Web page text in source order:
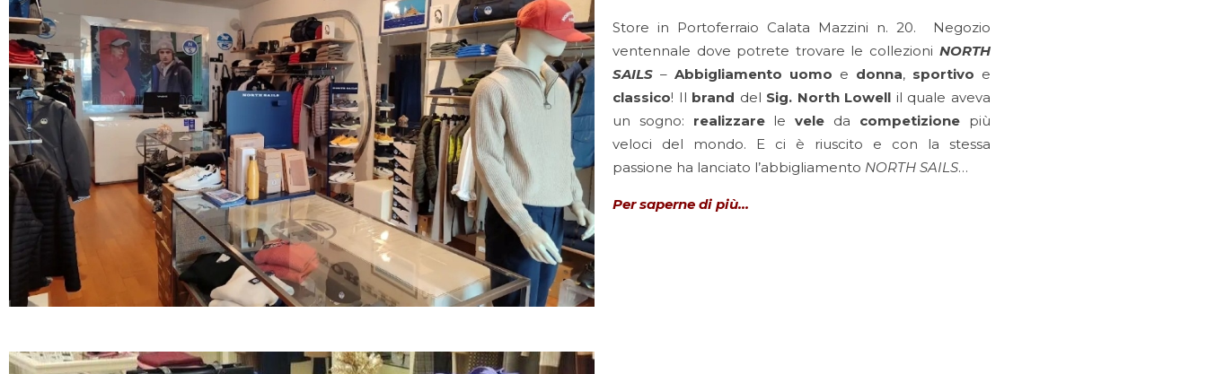
Store in Portoferraio Calata Mazzini n. 20. Negozio
ventennale dove potrete trovare le collezioni NORTH
SAILS – Abbigliamento uomo e donna,sportivo e
classico! Il brand del Sig. North Lowell il quale aveva
un sogno: realizzarelevele da competizionepiù
veloci del mondo. E ci è riuscito e con la stessa
passione ha lanciato l’abbigliamento NORTH SAILS…
Per saperne di più…